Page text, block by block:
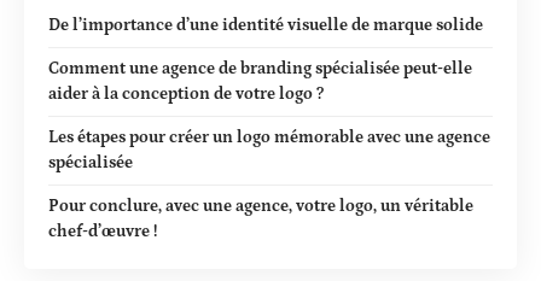
De l’importance d’une identité visuelle de marque solide
Comment une agence de branding spécialisée peut-elle
aider à la conception de votre logo ?
Les étapes pour créer un logo mémorable avec une agence
spécialisée
Pour conclure, avec une agence, votre logo, un véritable
chef-d’œuvre !